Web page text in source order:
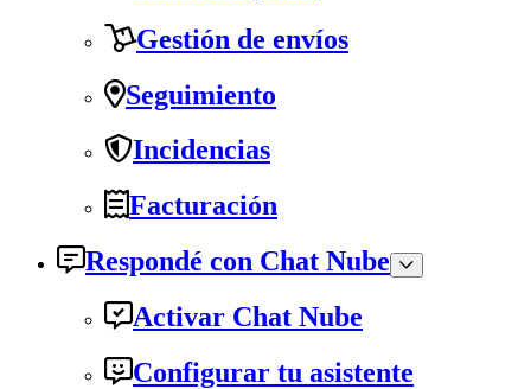
Gestión de envíos
Seguimiento
Incidencias
Facturación
Respondé con Chat Nube
Activar Chat Nube
Configurar tu asistente